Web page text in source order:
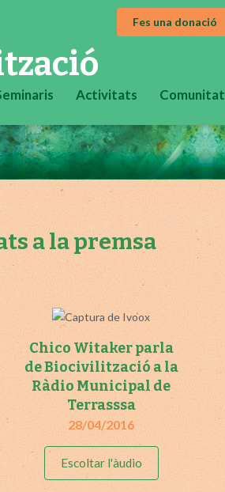
Fes una donació
Activitats Comunitat
a la premsa
Chico Witaker parla
de Biocivilització a la
Ràdio Municipal de
Terrasssa
28/04/2016
Escoltar l'àudio